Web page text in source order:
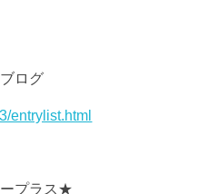
ログ
entrylist.html
プラス★